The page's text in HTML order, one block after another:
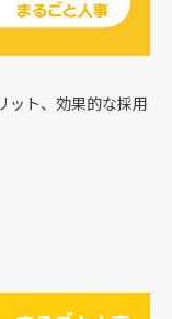
ット、効果的な採用